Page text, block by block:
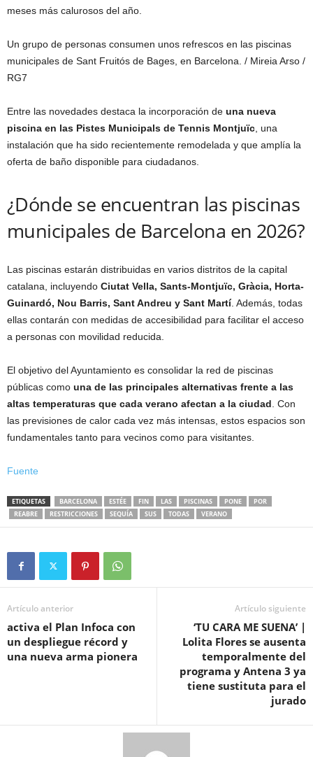
meses más calurosos del año.
Un grupo de personas consumen unos refrescos en las piscinas
municipales de Sant Fruitós de Bages, en Barcelona. / Mireia Arso /
RG7
Entre las novedades destaca la incorporación de una nueva
piscina en las Pistes Municipals de Tennis Montjuïc , una
instalación que ha sido recientemente remodelada y que amplía la
oferta de baño disponible para ciudadanos.
¿Dónde se encuentran las piscinas
municipales de Barcelona en 2026?
Las piscinas estarán distribuidas en varios distritos de la capital
catalana, incluyendo Ciutat Vella, Sants-Montjuïc, Gràcia, Horta-
Guinardó, Nou Barris, Sant Andreu y Sant Martí. Además, todas
ellas contarán con medidas de accesibilidad para facilitar el acceso
a personas con movilidad reducida.
El objetivo del Ayuntamiento es consolidar la red de piscinas
públicas como una de las principales alternativas frente a las
altas temperaturas que cada verano afectan a la ciudad . Con
las previsiones de calor cada vez más intensas, estos espacios son
fundamentales tanto para vecinos como para visitantes.
Fuente
ETIQUETAS BARCELONA ESTÉE FIN LAS PISCINAS PONE
POR
REABRE
RESTRICCIONES SEQUÍA SUS TODAS VERANO
Artículo anterior
activa el Plan Infoca con
un despliegue récord y
una nueva arma pionera
Artículo siguiente
‘TU CARA ME SUENA’ |
Lolita Flores se ausenta
temporalmente del
programa y Antena 3 ya
tiene sustituta para el
jurado